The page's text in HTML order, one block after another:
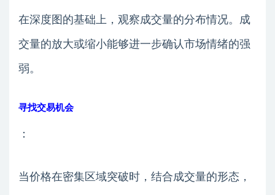
在深度图的基础上，观察成交量的分布情况。成
交量的放大或缩小能够进一步确认市场情绪的强
弱。
寻找交易机会
：
当价格在密集区域突破时，结合成交量的形态，